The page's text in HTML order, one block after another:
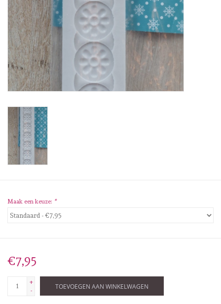
Stempelaccesoires
Papier (blokjes) &
Embellishments
Embellishment/bedeltjes
Mixed Media
Diversen
Embossingpoeders
Lint
Maak een keuze: *
€7,95
+
-
TOEVOEGEN AAN WINKELWAGEN